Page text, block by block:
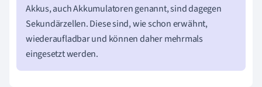
Akkus, auch Akkumulatoren genannt, sind dagegen
Sekundärzellen. Diese sind, wie schon erwähnt,
wiederaufladbar und können daher mehrmals
eingesetzt werden.